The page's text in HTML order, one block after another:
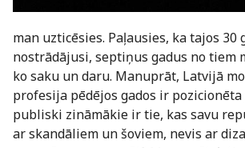
man uzticēsies. Paļausies, ka tajos 30
nostrādājusi, septiņus gadus no tiem
ko saku un daru. Manuprāt, Latvijā
profesija pēdējos gados ir pozicionēta
publiski zināmākie ir tie, kas savu
ar skandāliem un šoviem, nevis ar